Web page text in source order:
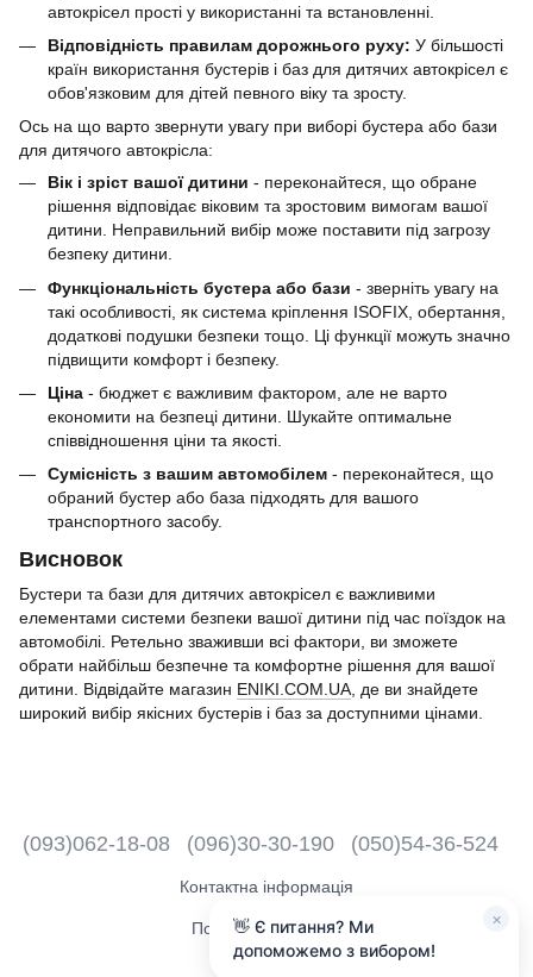
автокрісел прості у використанні та встановленні.
Відповідність правилам дорожнього руху: У більшості
країн використання бустерів і баз для дитячих автокрісел є
обов'язковим для дітей певного віку та зросту.
Ось на що варто звернути увагу при виборі бустера або бази
для дитячого автокрісла:
Вік і зріст вашої дитини - переконайтеся, що обране
рішення відповідає віковим та зростовим вимогам вашої
дитини. Неправильний вибір може поставити під загрозу
безпеку дитини.
Функціональність бустера або бази - зверніть увагу на
такі особливості, як система кріплення ISOFIX, обертання,
додаткові подушки безпеки тощо. Ці функції можуть значно
підвищити комфорт і безпеку.
Ціна - бюджет є важливим фактором, але не варто
економити на безпеці дитини. Шукайте оптимальне
співвідношення ціни та якості.
Сумісність з вашим автомобілем - переконайтеся, що
обраний бустер або база підходять для вашого
транспортного засобу.
Висновок
Бустери та бази для дитячих автокрісел є важливими
елементами системи безпеки вашої дитини під час поїздок на
автомобілі. Ретельно зваживши всі фактори, ви зможете
обрати найбільш безпечне та комфортне рішення для вашої
дитини. Відвідайте магазин ENIKI.COM.UA , де ви знайдете
широкий вибір якісних бустерів і баз за доступними цінами.
(093)062-18-08 (096)30-30-190 (050)54-36-524
Контактна інформація
Повна версія сайту
×
👋 Є питання? Ми
допоможемо з вибором!